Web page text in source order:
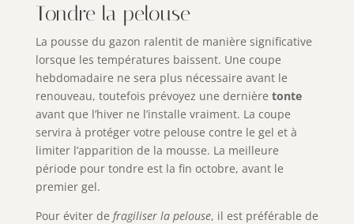
Tondre la pelouse
La pousse du gazon ralentit de manière significative
lorsque les températures baissent. Une coupe
hebdomadaire ne sera plus nécessaire avant le
renouveau, toutefois prévoyez une dernière tonte
avant que l’hiver ne l’installe vraiment. La coupe
servira à protéger votre pelouse contre le gel et à
limiter l’apparition de la mousse. La meilleure
période pour tondre est la fin octobre, avant le
premier gel.
Pour éviter de fragiliser la pelouse, il est préférable de